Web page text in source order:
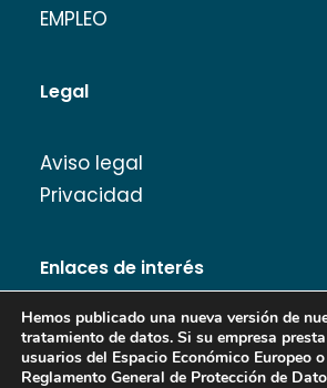
EMPLEO
Legal
Aviso legal
Privacidad
Enlaces de interés
Hemos publicado una nueva versión de
tratamiento de datos. Si su empresa
usuarios del Espacio Económico Europeo
Reglamento General de Protección de